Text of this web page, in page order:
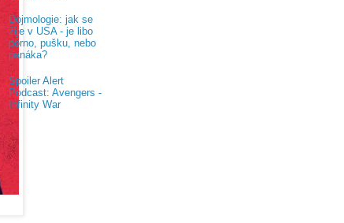
Dojmologie: jak se
žije v USA - je libo
porno, pušku, nebo
panáka?
Spoiler Alert
Podcast: Avengers -
Infinity War